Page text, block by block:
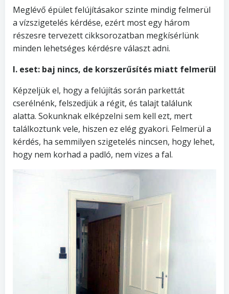
Meglévő épület felújításakor szinte mindig felmerül
a vízszigetelés kérdése, ezért most egy három
részesre tervezett cikksorozatban megkísérlünk
minden lehetséges kérdésre választ adni.
I. eset: baj nincs, de korszerűsítés miatt felmerül
Képzeljük el, hogy a felújítás során parkettát
cserélnénk, felszedjük a régit, és talajt találunk
alatta. Sokunknak elképzelni sem kell ezt, mert
találkoztunk vele, hiszen ez elég gyakori. Felmerül a
kérdés, ha semmilyen szigetelés nincsen, hogy lehet,
hogy nem korhad a padló, nem vizes a fal.